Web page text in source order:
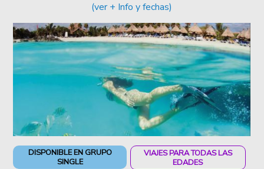
(ver + Info y fechas)
DISPONIBLE EN GRUPO
SINGLE
VIAJES PARA TODAS LAS
EDADES